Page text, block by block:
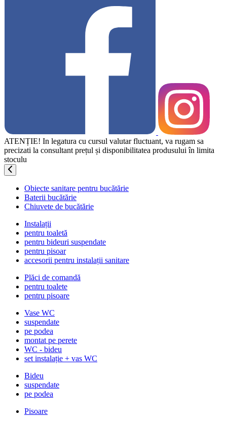
ATENȚIE! In legatura cu cursul valutar fluctuant, va rugam sa
precizati la consultant prețul și disponibilitatea produsului în limita
stoculu
Obiecte sanitare pentru bucătărie
Baterii bucătărie
Chiuvete de bucătărie
Instalații
pentru toaletă
pentru bideuri suspendate
pentru pisoar
accesorii pentru instalații sanitare
Plăci de comandă
pentru toalete
pentru pisoare
Vase WC
suspendate
pe podea
montat pe perete
WC - bideu
set instalație + vas WC
Bideu
suspendate
pe podea
Pisoare